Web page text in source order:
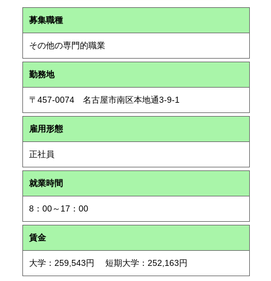
募集職種
その他の専門的職業
勤務地
〒457-0074 名古屋市南区本地通3-9-1
雇用形態
正社員
就業時間
8：00～17：00
賃金
大学：259,543円 短期大学：252,163円